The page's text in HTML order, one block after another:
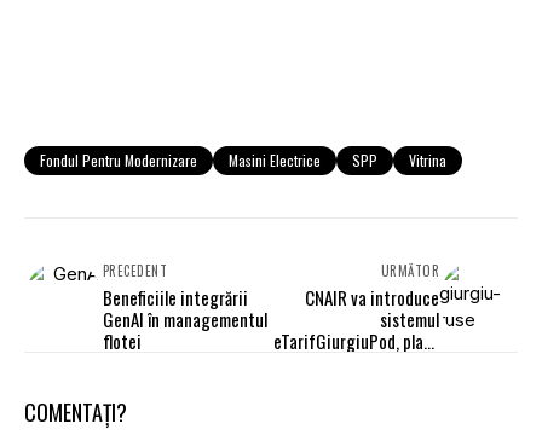
Fondul Pentru Modernizare Masini Electrice SPP Vitrina
PRECEDENT
Beneficiile integrării
GenAI în managementul
flotei
URMĂTOR
CNAIR va introduce
sistemul
eTarifGiurgiuPod, plata
COMENTAȚI?